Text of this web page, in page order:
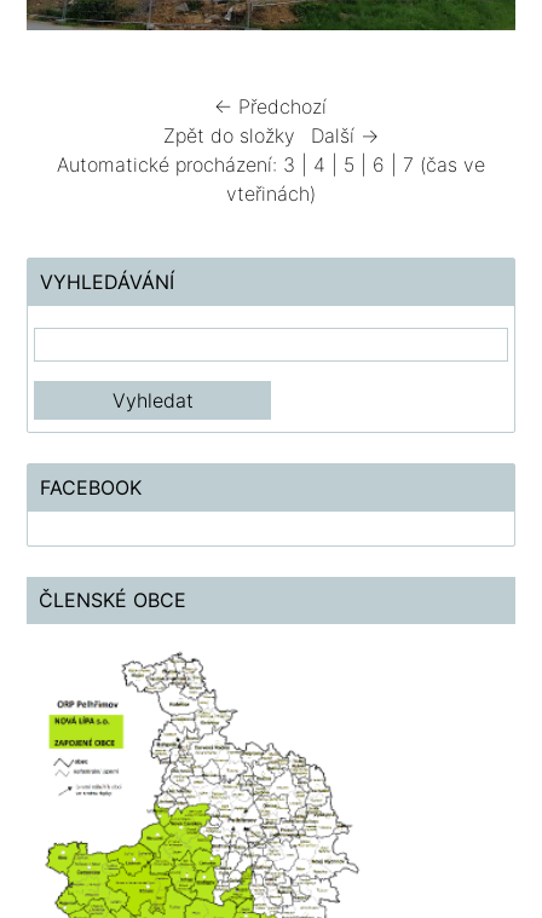
← Předchozí
Zpět do složky
Další →
Automatické procházení: 3 4 5 6 7 (čas ve
vteřinách)
VYHLEDÁVÁNÍ
FACEBOOK
ČLENSKÉ OBCE